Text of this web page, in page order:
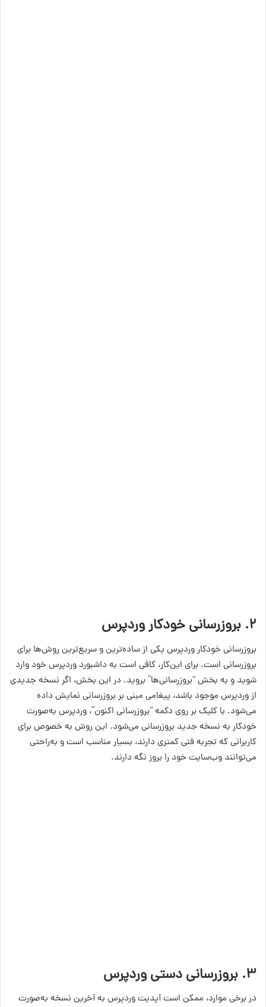
۲. بروز‌رسانی خودکار وردپرس
بروز‌رسانی خودکار وردپرس یکی از ساده‌ترین و سریع‌ترین روش‌ها برای
بروز‌رسانی است. برای این‌کار، کافی است به داشبورد وردپرس خود وارد
شوید و به بخش “بروز‌رسانی‌ها” بروید. در این بخش، اگر نسخه جدیدی
از وردپرس موجود باشد، پیغامی مبنی بر بروزرسانی نمایش داده
می‌شود. با کلیک بر روی دکمه “بروز‌رسانی اکنون”، وردپرس به‌صورت
خودکار به نسخه جدید بروزرسانی می‌شود. این روش به خصوص برای
کاربرانی که تجربه فنی کمتری دارند، بسیار مناسب است و به‌راحتی
می‌توانند وب‌سایت خود را بروز نگه دارند.
۳. بروز‌رسانی دستی وردپرس
در برخی موارد، ممکن است آپدیت وردپرس به آخرین نسخه به‌صورت